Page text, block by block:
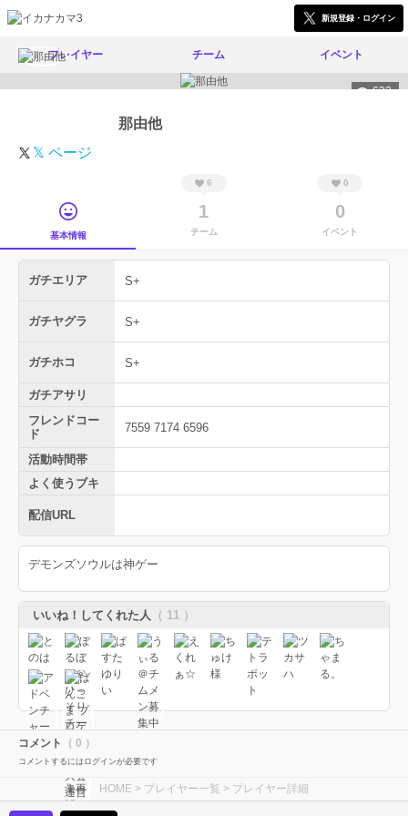
新規登録・ログイン
プレイヤー チーム イベント
622
那由他
𝕏 ページ
基本情報
6
1
チーム
0
0
イベント
ガチエリア S+
ガチヤグラ S+
ガチホコ S+
ガチアサリ
フレンドコー
ド
7559 7174 6596
活動時間帯
よく使うブキ
配信URL
デモンズソウルは神ゲー
いいね！してくれた人 （ 11 ）
コメント （ 0 ）
コメントするにはログインが必要です
HOME > プレイヤー一覧 > プレイヤー詳細